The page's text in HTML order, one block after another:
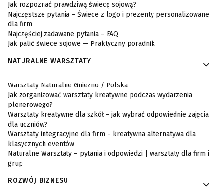
Jak rozpoznać prawdziwą świecę sojową?
Najczęstsze pytania – Świece z logo i prezenty personalizowane
dla firm
Najczęściej zadawane pytania – FAQ
Jak palić świece sojowe — Praktyczny poradnik
NATURALNE WARSZTATY
Warsztaty Naturalne Gniezno / Polska
Jak zorganizować warsztaty kreatywne podczas wydarzenia
plenerowego?
Warsztaty kreatywne dla szkół – jak wybrać odpowiednie zajęcia
dla uczniów?
Warsztaty integracyjne dla firm – kreatywna alternatywa dla
klasycznych eventów
Naturalne Warsztaty – pytania i odpowiedzi | warsztaty dla firm i
grup
ROZWÓJ BIZNESU